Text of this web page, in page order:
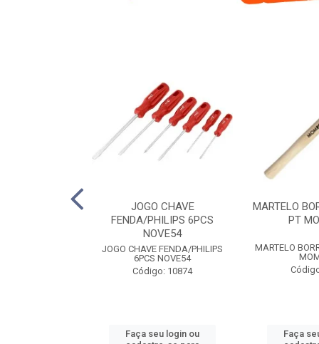
JOGO CHAVE
FENDA/PHILIPS 6PCS
NOVE54
JOGO CHAVE FENDA/PHILIPS
6PCS NOVE54
Código: 10874
Faça seu login ou
MARTELO
PT
MARTELO
Faça